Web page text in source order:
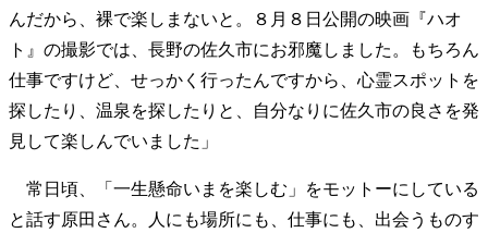
んだから、裸で楽しまないと。８月８日公開の映画『ハオ
ト』の撮影では、長野の佐久市にお邪魔しました。もちろん
仕事ですけど、せっかく行ったんですから、心霊スポットを
探したり、温泉を探したりと、自分なりに佐久市の良さを発
見して楽しんでいました」
常日頃、「一生懸命いまを楽しむ」をモットーにしている
と話す原田さん。人にも場所にも、仕事にも、出会うものす